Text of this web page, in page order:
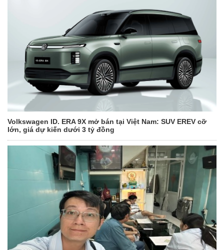
Volkswagen ID. ERA 9X mở bán tại Việt Nam: SUV EREV cỡ
lớn, giá dự kiến dưới 3 tỷ đồng